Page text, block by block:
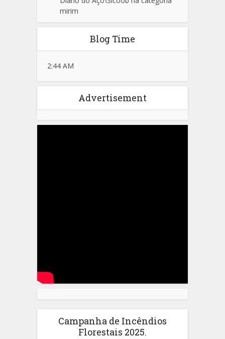
mirim
Blog Time
2:44 AM
Advertisement
Campanha de Incêndios
Florestais 2025.